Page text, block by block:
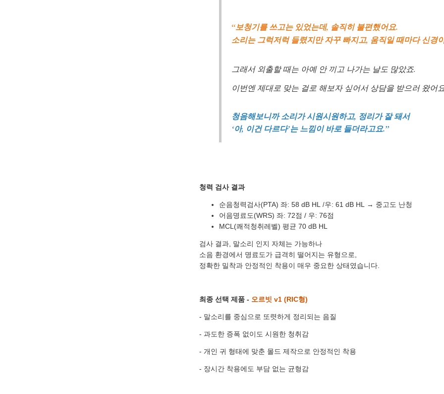
“보청기를 쓰고는 있었는데, 솔직히 불편했어요.
소리는 그럭저럭 들렸지만 자꾸 빠지고, 움직일 때마다 신경
그래서 외출할 때는 아예 안 끼고 나가는 날도 많았죠.
이번엔 제대로 맞는 걸로 해보자 싶어서 상담을 받으러 왔어
청음해보니까 소리가 시원시원하고, 정리가 잘 돼서
‘아, 이건 다르다’는 느낌이 바로 들더라고요.”
청력 검사 결과
순음청력검사(PTA) 좌: 58 dB HL /우: 61 dB HL → 중고도 난청
어음명료도(WRS) 좌: 72점 / 우: 76점
MCL(쾌적청취레벨) 평균 70 dB HL
검사 결과, 말소리 인지 자체는 가능하나
소음 환경에서 명료도가 급격히 떨어지는 유형으로,
정확한 밀착과 안정적인 착용이 매우 중요한 상태였습니다.
최종 선택 제품 - 오르빗 v1 (RIC형)
- 말소리를 중심으로 또렷하게 정리되는 음질
- 과도한 증폭 없이도 시원한 청취감
- 개인 귀 형태에 맞춘 몰드 제작으로 안정적인 착용
- 장시간 착용에도 부담 없는 균형감
바로 예약하기
예약날짜
예약시간
분야
개인정보 수집, 이용에 동의합니다.